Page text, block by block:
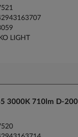
LIGHT
3000K 710lm D-